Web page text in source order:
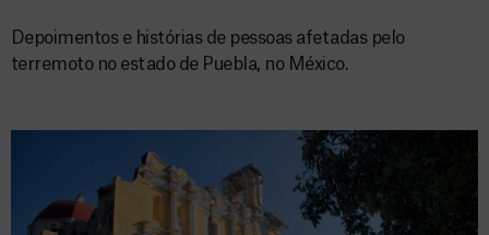
Depoimentos e histórias de pessoas afetadas pelo
terremoto no estado de Puebla, no México.